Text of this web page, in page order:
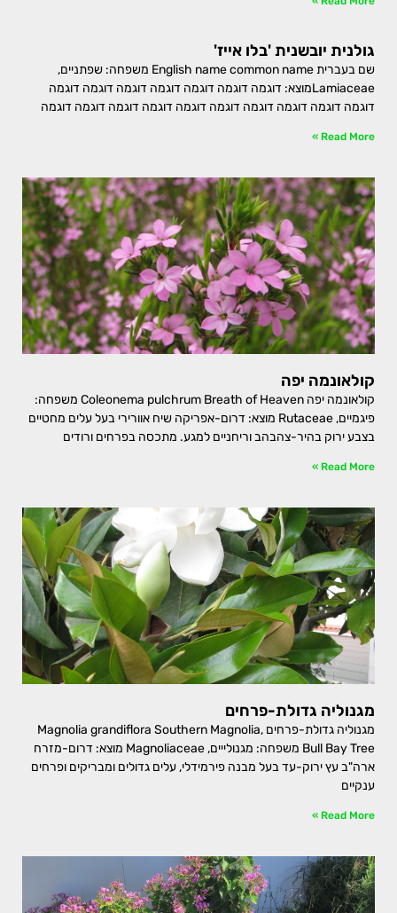
גולנית יובשנית 'בלו אייז'
שם בעברית English name common name משפחה: שפתניים,
Lamiaceaeמוצא: דוגמה דוגמה דוגמה דוגמה דוגמה דוגמה דוגמה
דוגמה דוגמה דוגמה דוגמה דוגמה דוגמה דוגמה דוגמה דוגמה דוגמה
Read More »
קולאונמה יפה
קולאונמה יפה Coleonema pulchrum Breath of Heaven משפחה:
פיגמיים, Rutaceae מוצא: דרום-אפריקה שיח אוורירי בעל עלים מחטיים
בצבע ירוק בהיר-צהבהב וריחניים למגע. מתכסה בפרחים ורודים
Read More »
מגנוליה גדולת-פרחים
מגנוליה גדולת-פרחים Magnolia grandiflora Southern Magnolia,
Bull Bay Tree משפחה: מגנולייים, Magnoliaceae מוצא: דרום-מזרח
ארה"ב עץ ירוק-עד בעל מבנה פירמידלי, עלים גדולים ומבריקים ופרחים
ענקיים
Read More »